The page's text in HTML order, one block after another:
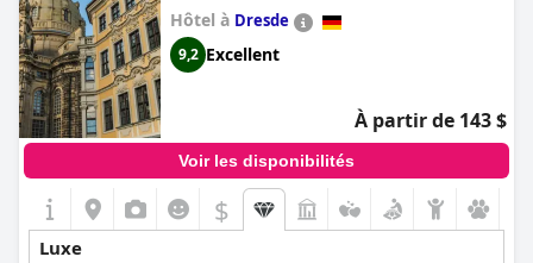
adonner à l'opulence du Roomers, Francfort, un membre de
Design Hotels, un hôtel vraiment chic.
Hôtel à Dresde
9,2 Excellent
À partir de 143 $
Voir les disponibilités
$
Luxe